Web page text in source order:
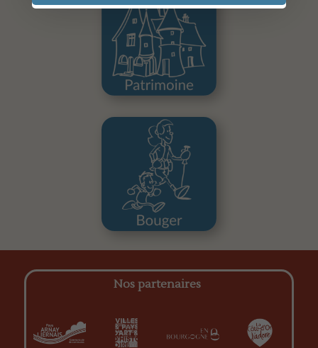
Nos partenaires